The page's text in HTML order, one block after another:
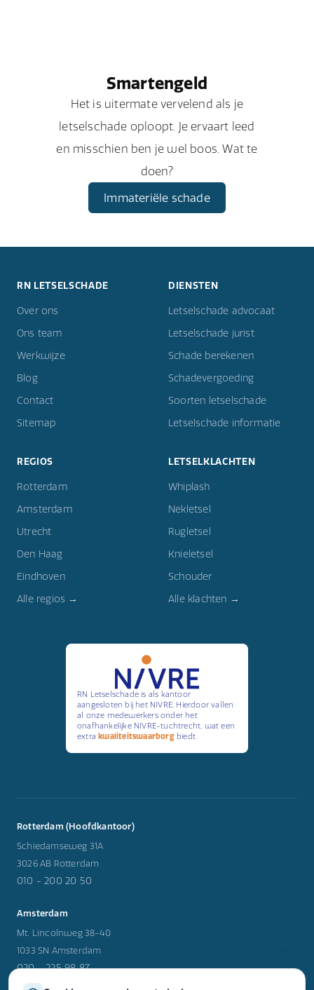
Smartengeld
Het is uitermate vervelend als je
letselschade oploopt. Je ervaart leed
en misschien ben je wel boos. Wat te
doen?
Immateriële schade
RN LETSELSCHADE
Over ons
Ons team
Werkwijze
Blog
Contact
Sitemap
DIENSTEN
Letselschade advocaat
Letselschade jurist
Schade berekenen
Schadevergoeding
Soorten letselschade
Letselschade informatie
REGIOS
Rotterdam
Amsterdam
Utrecht
Den Haag
Eindhoven
Alle regios →
LETSELKLACHTEN
Whiplash
Nekletsel
Rugletsel
Knieletsel
Schouder
Alle klachten →
RN Letselschade is als kantoor
aangesloten bij het NIVRE. Hierdoor vallen
al onze medewerkers onder het
onafhankelijke NIVRE-tuchtrecht, wat een
extra kwaliteitswaarborgbiedt.
Rotterdam (Hoofdkantoor)
Schiedamseweg 31A
3026 AB Rotterdam
010 - 200 20 50
Amsterdam
Mt. Lincolnweg 38-40
1033 SN Amsterdam
020 - 225 98 87